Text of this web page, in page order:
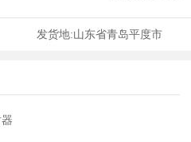
发货地:山东省青岛平度市